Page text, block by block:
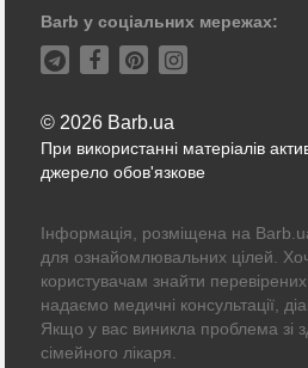
Barb у соціальних мережах:
© 2026 Barb.ua
При використанні матеріалів
джерело обов'язкове
Інформація, розміщена на
для ознайомлювальних цілей.
користувачам знайти
надаємо медичні консультації,
Якщо у вас виникла проблема зі
сімейного лікаря.